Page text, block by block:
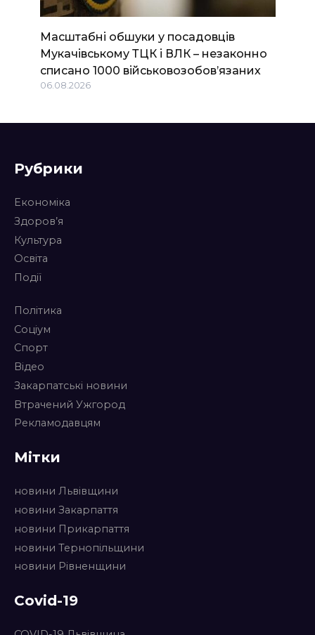
Масштабні обшуки у посадовців
Мукачівському ТЦК і ВЛК – незаконно
списано 1000 військовозобов’язаних
06.08.2026
Рубрики
Економіка
Здоров’я
Культура
Освіта
Події
Політика
Соціум
Спорт
Відео
Закарпатські новини
Втрачений Ужгород
Рекламодавцям
Мітки
новини Львівщини
новини Закарпаття
новини Прикарпаття
новини Тернопільщини
новини Рівненщини
Covid-19